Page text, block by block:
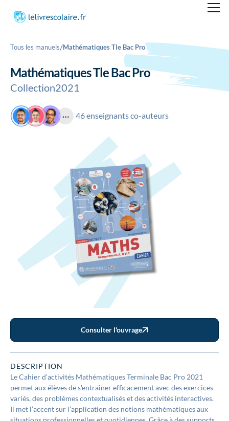
Tous les manuels/Mathématiques Tle Bac Pro
Mathématiques Tle Bac Pro
Collection2021
46 enseignants co-auteurs
Consulter l'ouvrage
DESCRIPTION
Le Cahier d'activités Mathématiques Terminale Bac Pro 2021
permet aux élèves de s'entraîner efficacement avec des exercices
variés, des problèmes contextualisés et des activités interactives.
Il met l’accent sur l’application des notions mathématiques aux